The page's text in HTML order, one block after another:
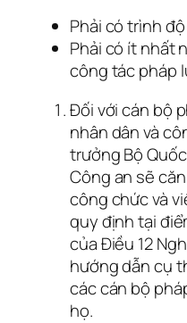
Phải có trình
Phải có ít nhất
công tác pháp
Đối với cán bộ
nhân dân và
trưởng Bộ
Công an sẽ
công chức và
quy định tại
của Điều 12
hướng dẫn cụ
các cán bộ
họ.